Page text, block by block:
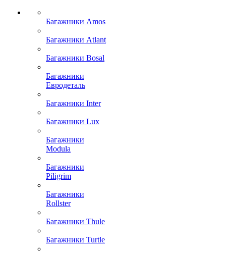
Багажники Amos
Багажники Atlant
Багажники Bosal
Багажники
Евродеталь
Багажники Inter
Багажники Lux
Багажники
Modula
Багажники
Piligrim
Багажники
Rollster
Багажники Thule
Багажники Turtle